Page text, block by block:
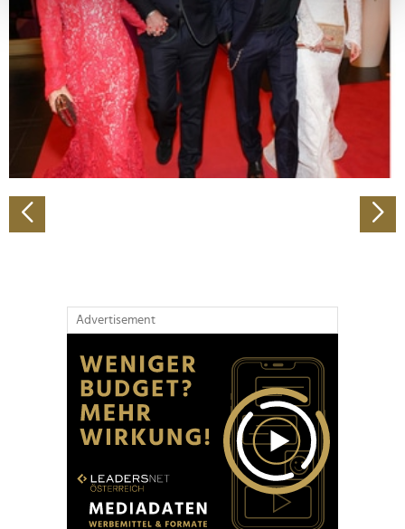
Erfahren Sie mehr darüber, wie Ihre persönlichen Daten
verarbeitet werden, und legen Sie Ihre Präferenzen im
Abschnitt Einzelheitenfest.
Wir verwenden Cookies, um Inhalte und Anzeigen zu
personalisieren, Funktionen für soziale Medien anbieten
zu können und die Zugriffe auf unsere Website zu
analysieren. Außerdem geben wir Informationen zu Ihrer
Verwendung unserer Website an unsere Partner für
soziale Medien, Werbung und Analysen weiter. Unsere
Partner führen diese Informationen möglicherweise mit
Advertisement